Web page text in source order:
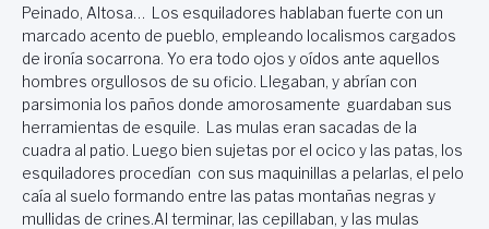
Peinado, Altosa… Los esquiladores hablaban fuerte con un
marcado acento de pueblo, empleando localismos cargados
de ironía socarrona. Yo era todo ojos y oídos ante aquellos
hombres orgullosos de su oficio. Llegaban, y abrían con
parsimonia los paños donde amorosamente guardaban sus
herramientas de esquile. Las mulas eran sacadas de la
cuadra al patio. Luego bien sujetas por el ocico y las patas, los
esquiladores procedían con sus maquinillas a pelarlas, el pelo
caía al suelo formando entre las patas montañas negras y
mullidas de crines.Al terminar, las cepillaban, y las mulas